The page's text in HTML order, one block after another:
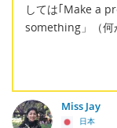
しては｢Make a
something」（何
Miss Jay
日本